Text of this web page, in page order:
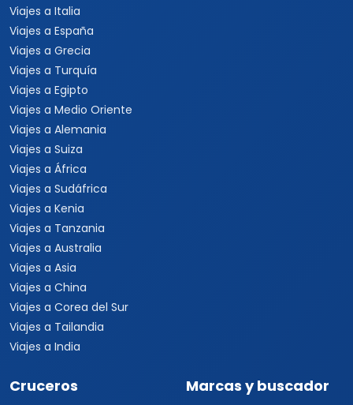
Viajes a Italia
Viajes a España
Viajes a Grecia
Viajes a Turquía
Viajes a Egipto
Viajes a Medio Oriente
Viajes a Alemania
Viajes a Suiza
Viajes a África
Viajes a Sudáfrica
Viajes a Kenia
Viajes a Tanzania
Viajes a Australia
Viajes a Asia
Viajes a China
Viajes a Corea del Sur
Viajes a Tailandia
Viajes a India
Cruceros Marcas y buscador